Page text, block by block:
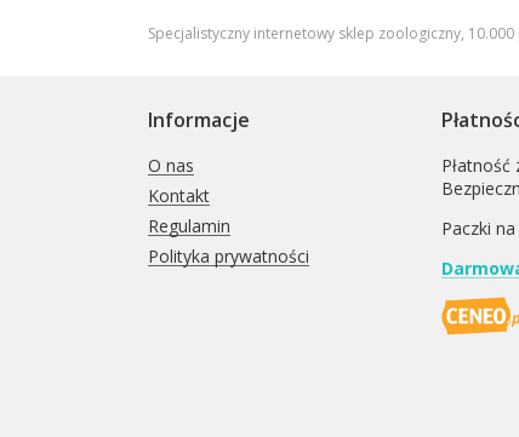
Specjalistyczny internetowy sklep zoologiczny,
Informacje
O nas
Kontakt
Regulamin
Polityka prywatności
Paczki